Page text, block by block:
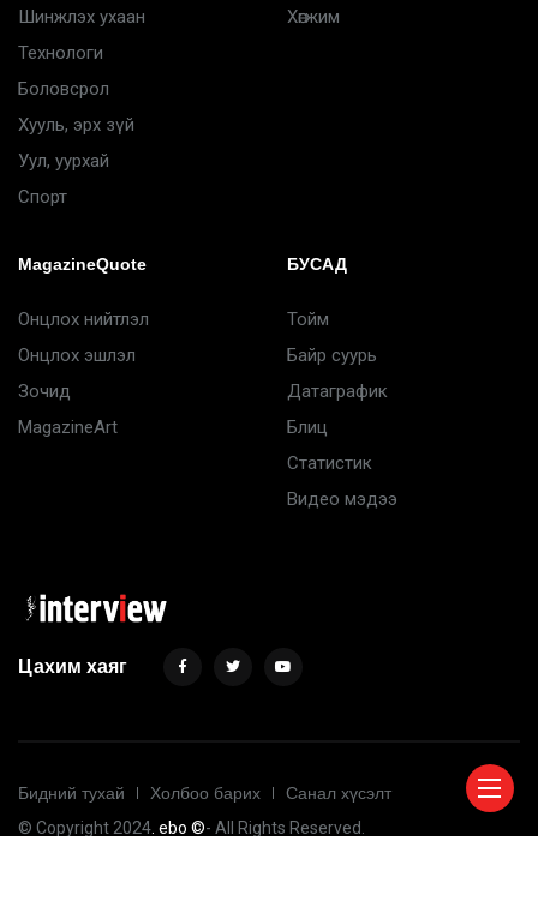
Шинжлэх ухаан
Технологи
Боловсрол
Хууль, эрх зүй
Уул, уурхай
Спорт
Хөгжим
MagazineQuote
Онцлох нийтлэл
Онцлох эшлэл
Зочид
MagazineArt
БУСАД
Тойм
Байр суурь
Датаграфик
Блиц
Статистик
Видео мэдээ
Цахим хаяг
Бидний тухай Холбоо барих
Санал хүсэлт
© Copyright 2024 . ebo ©- All Rights Reserved.